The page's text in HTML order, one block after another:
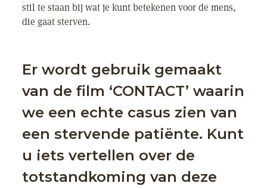
stil te staan bij wat je kunt betekenen voor de mens,
die gaat sterven.
Er wordt gebruik gemaakt
van de film ‘CONTACT’ waarin
we een echte casus zien van
een stervende patiënte. Kunt
u iets vertellen over de
totstandkoming van deze